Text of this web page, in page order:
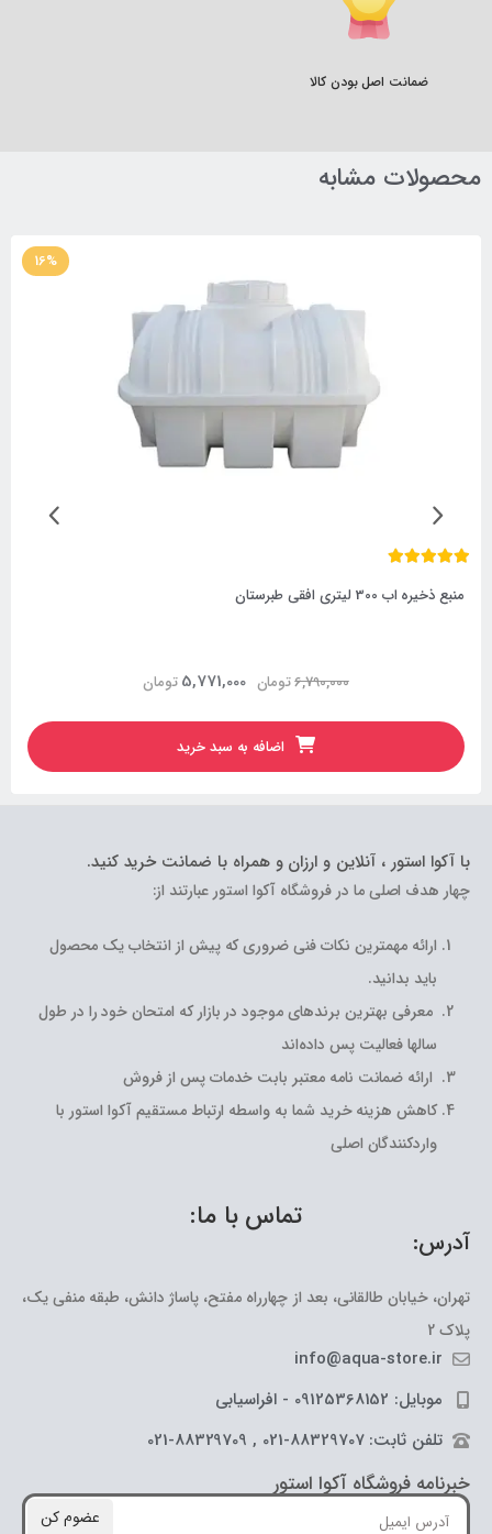
ضمانت اصل بودن کالا
محصولات مشابه
16%
منبع ذخیره اب 300 لیتری افقی طبرستان
تومان6,790,000 تومان5,771,000
اضافه به سبد خرید
با آکوا استور ، آنلاین و ارزان و همراه با ضمانت خرید کنید.
چهار هدف اصلی ما در فروشگاه آکوا استور عبارتند از:
ارائه مهمترین نکات فنی ضروری که پیش از انتخاب یک محصول
باید بدانید.
معرفی بهترین برندهای موجود در بازار که امتحان خود را در طول
سالها فعالیت پس داده‌اند
ارائه ضمانت نامه معتبر بابت خدمات پس از فروش
کاهش هزینه خرید شما به واسطه ارتباط مستقیم آکوا استور با
واردکنندگان اصلی
تماس با ما:
آدرس:
تهران، خیابان طالقانی، بعد از چهارراه مفتح، پاساژ دانش، طبقه منفی یک،
پلاک 2
info@aqua-store.ir
موبایل: 09125368152 - افراسیابی
تلفن ثابت: 88329707-021 , 88329709-021
خبرنامه فروشگاه آکوا استور
عضوم کن